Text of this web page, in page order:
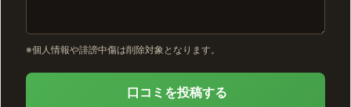
※個人情報や誹謗中傷は削除対象となります。
口コミを投稿する